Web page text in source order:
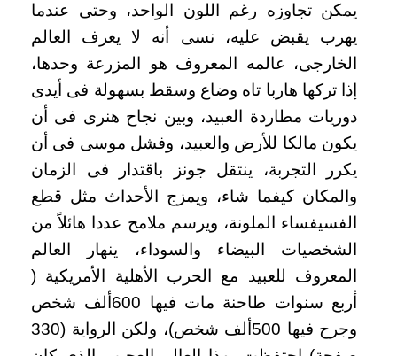
يمكن تجاوزه رغم اللون الواحد، وحتى عندما
يهرب يقبض عليه، نسى أنه لا يعرف العالم
الخارجى، عالمه المعروف هو المزرعة وحدها،
إذا تركها هاربا تاه وضاع وسقط بسهولة فى أيدى
دوريات مطاردة العبيد، وبين نجاح هنرى فى أن
يكون مالكا للأرض والعبيد، وفشل موسى فى أن
يكرر التجربة، ينتقل جونز باقتدار فى الزمان
والمكان كيفما شاء، ويمزج الأحداث مثل قطع
الفسيفساء الملونة، ويرسم ملامح عددا هائلاً من
الشخصيات البيضاء والسوداء، ينهار العالم
المعروف للعبيد مع الحرب الأهلية الأمريكية (
أربع سنوات طاحنة مات فيها 600ألف شخص
وجرح فيها 500ألف شخص)، ولكن الرواية (330